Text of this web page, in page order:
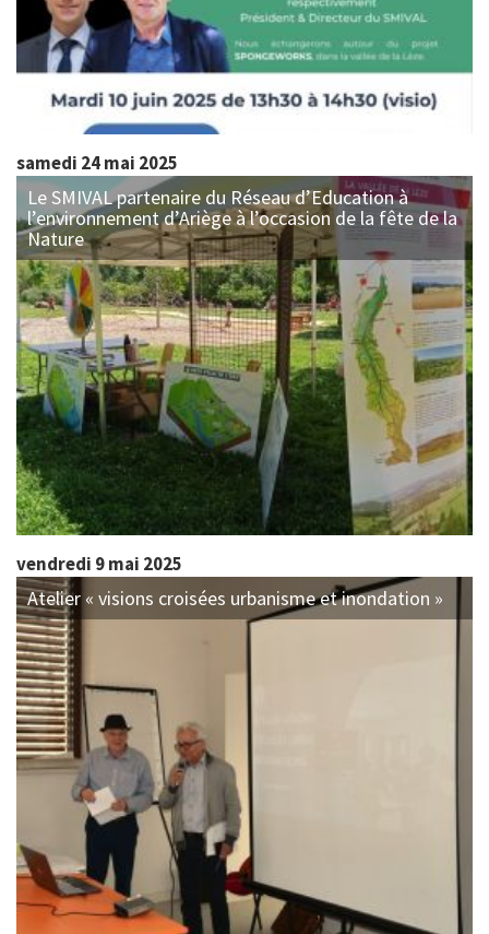
samedi 24 mai 2025
Le SMIVAL partenaire du Réseau d’Education à
l’environnement d’Ariège à l’occasion de la fête de la
Nature
vendredi 9 mai 2025
Atelier « visions croisées urbanisme et inondation »